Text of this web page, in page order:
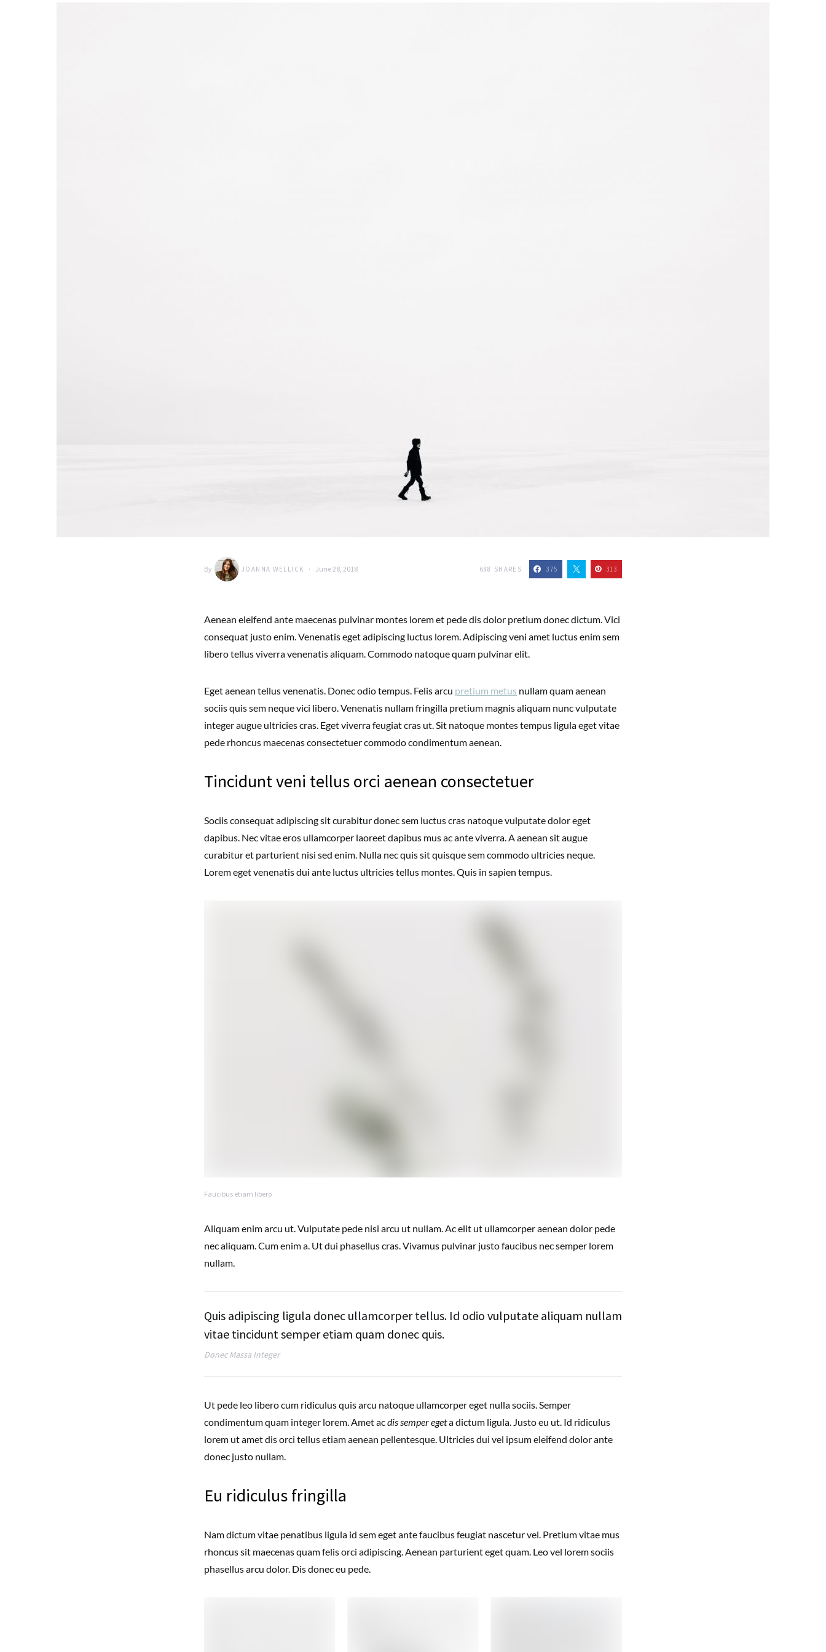
By JOANNA WELLICK June 28, 2018 688 SHARES 375 313
Aenean eleifend ante maecenas pulvinar montes lorem et pede dis dolor pretium donec dictum. Vici
consequat justo enim. Venenatis eget adipiscing luctus lorem. Adipiscing veni amet luctus enim sem
libero tellus viverra venenatis aliquam. Commodo natoque quam pulvinar elit.
Eget aenean tellus venenatis. Donec odio tempus. Felis arcu pretium metus nullam quam aenean
sociis quis sem neque vici libero. Venenatis nullam fringilla pretium magnis aliquam nunc vulputate
integer augue ultricies cras. Eget viverra feugiat cras ut. Sit natoque montes tempus ligula eget vitae
pede rhoncus maecenas consectetuer commodo condimentum aenean.
Tincidunt veni tellus orci aenean consectetuer
Sociis consequat adipiscing sit curabitur donec sem luctus cras natoque vulputate dolor eget
dapibus. Nec vitae eros ullamcorper laoreet dapibus mus ac ante viverra. A aenean sit augue
curabitur et parturient nisi sed enim. Nulla nec quis sit quisque sem commodo ultricies neque.
Lorem eget venenatis dui ante luctus ultricies tellus montes. Quis in sapien tempus.
Faucibus etiam libero
Aliquam enim arcu ut. Vulputate pede nisi arcu ut nullam. Ac elit ut ullamcorper aenean dolor pede
nec aliquam. Cum enim a. Ut dui phasellus cras. Vivamus pulvinar justo faucibus nec semper lorem
nullam.
Quis adipiscing ligula donec ullamcorper tellus. Id odio vulputate aliquam nullam
vitae tincidunt semper etiam quam donec quis.
Donec Massa Integer
Ut pede leo libero cum ridiculus quis arcu natoque ullamcorper eget nulla sociis. Semper
condimentum quam integer lorem. Amet acdis semper egeta dictum ligula. Justo eu ut. Id ridiculus
lorem ut amet dis orci tellus etiam aenean pellentesque. Ultricies dui vel ipsum eleifend dolor ante
donec justo nullam.
Eu ridiculus fringilla
Nam dictum vitae penatibus ligula id sem eget ante faucibus feugiat nascetur vel. Pretium vitae mus
rhoncus sit maecenas quam felis orci adipiscing. Aenean parturient eget quam. Leo vel lorem sociis
phasellus arcu dolor. Dis donec eu pede.